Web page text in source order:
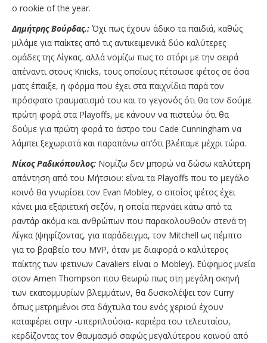
o rookie of the year.
Δημήτρης Βούρδας.: Όχι πως έχουν άδικο τα παιδιά, καθώς
μιλάμε για παίκτες από τις αντικειμενικά δύο καλύτερες
ομάδες της Λίγκας, αλλά νομίζω πως το στόρι με την σειρά
απέναντι στους Knicks, τους οποίους πέτσωσε φέτος σε όσα
ματς έπαιξε, η φόρμα που έχει στα παιχνίδια παρά τον
πρόσφατο τραυματισμό του και το γεγονός ότι θα τον δούμε
πρώτη φορά στα Playoffs, με κάνουν να πιστεύω ότι θα
δούμε για πρώτη φορά το άστρο του Cade Cunningham να
λάμπει ξεχωριστά και παραπάνω απ’ότι βλέπαμε μέχρι τώρα.
Νίκος Ραδικόπουλος: Νομίζω δεν μπορώ να δώσω καλύτερη
απάντηση από του Μήτσιου: είναι τα Playoffs που το μεγάλο
κοινό θα γνωρίσει τον Evan Mobley, ο οποίος φέτος έχει
κάνει μια εξαριετική σεζόν, η οποία περνάει κάτω από τα
ραντάρ ακόμα και ανθρώπων που παρακολουθούν στενά τη
Λίγκα (ψηφίζοντας, για παράδειγμα, τον Mitchell ως πέμπτο
για το βραβείο του MVP, όταν με διαφορά ο καλύτερος
παίκτης των φετινων Cavaliers είναι ο Mobley). Εύφημος μνεία
στον Amen Thompson που θεωρώ πως στη μεγάλη σκηνή
των εκατομμυρίων βλεμμάτων, θα δυσκολέψει τον Curry
όπως μετρημένοι στα δάχτυλα του ενός χεριού έχουν
καταφέρει στην -υπερπλούσια- καριέρα του τελευταίου,
κερδίζοντας τον θαυμασμό σαφώς μεγαλύτερου κοινού από